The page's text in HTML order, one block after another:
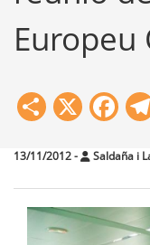
Europeu
Share
X
13/11/2012- Saldaña i